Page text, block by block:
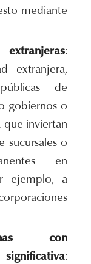
mediante
:
extranjera,
de
gobiernos o
que inviertan
sucursales o
en
ejemplo, a
con
: